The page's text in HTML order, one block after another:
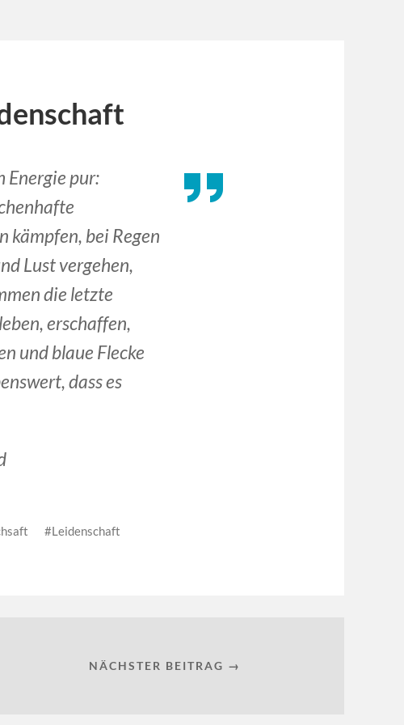
Energie pur:
kämpfen, bei Regen
Lust vergehen,
die letzte
erschaffen,
und blaue Flecke
dass es
Leidenschaft
NÄCHSTER BEITRAG →